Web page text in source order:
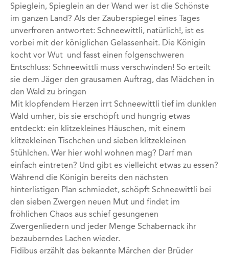
Spieglein, Spieglein an der Wand wer ist die Schönste
im ganzen Land? Als der Zauberspiegel eines Tages
unverfroren antwortet: Schneewittli, natürlich!, ist es
vorbei mit der königlichen Gelassenheit. Die Königin
kocht vor Wut und fasst einen folgenschweren
Entschluss: Schneewittli muss verschwinden! So erteilt
sie dem Jäger den grausamen Auftrag, das Mädchen in
den Wald zu bringen
Mit klopfendem Herzen irrt Schneewittli tief im dunklen
Wald umher, bis sie erschöpft und hungrig etwas
entdeckt: ein klitzekleines Häuschen, mit einem
klitzekleinen Tischchen und sieben klitzekleinen
Stühlchen. Wer hier wohl wohnen mag? Darf man
einfach eintreten? Und gibt es vielleicht etwas zu essen?
Während die Königin bereits den nächsten
hinterlistigen Plan schmiedet, schöpft Schneewittli bei
den sieben Zwergen neuen Mut und findet im
fröhlichen Chaos aus schief gesungenen
Zwergenliedern und jeder Menge Schabernack ihr
bezauberndes Lachen wieder.
Fidibus erzählt das bekannte Märchen der Brüder